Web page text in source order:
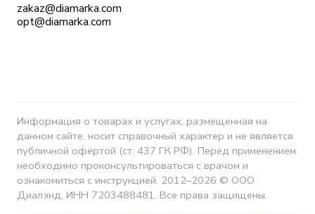
zakaz@diamarka.com
opt@diamarka.com
Информация о товарах и услугах, размещенная на
данном сайте, носит справочный характер и не является
публичной офертой (ст. 437 ГК РФ). Перед применением
необходимо проконсультироваться с врачом и
ознакомиться с инструкцией. 2012–2026 © ООО
Диалэнд, ИНН 7203488481. Все права защищены.